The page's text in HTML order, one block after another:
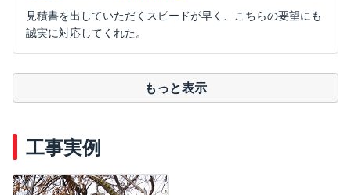
見積書を出していただくスピードが早く、こちらの要望にも
誠実に対応してくれた。
もっと表示
工事実例